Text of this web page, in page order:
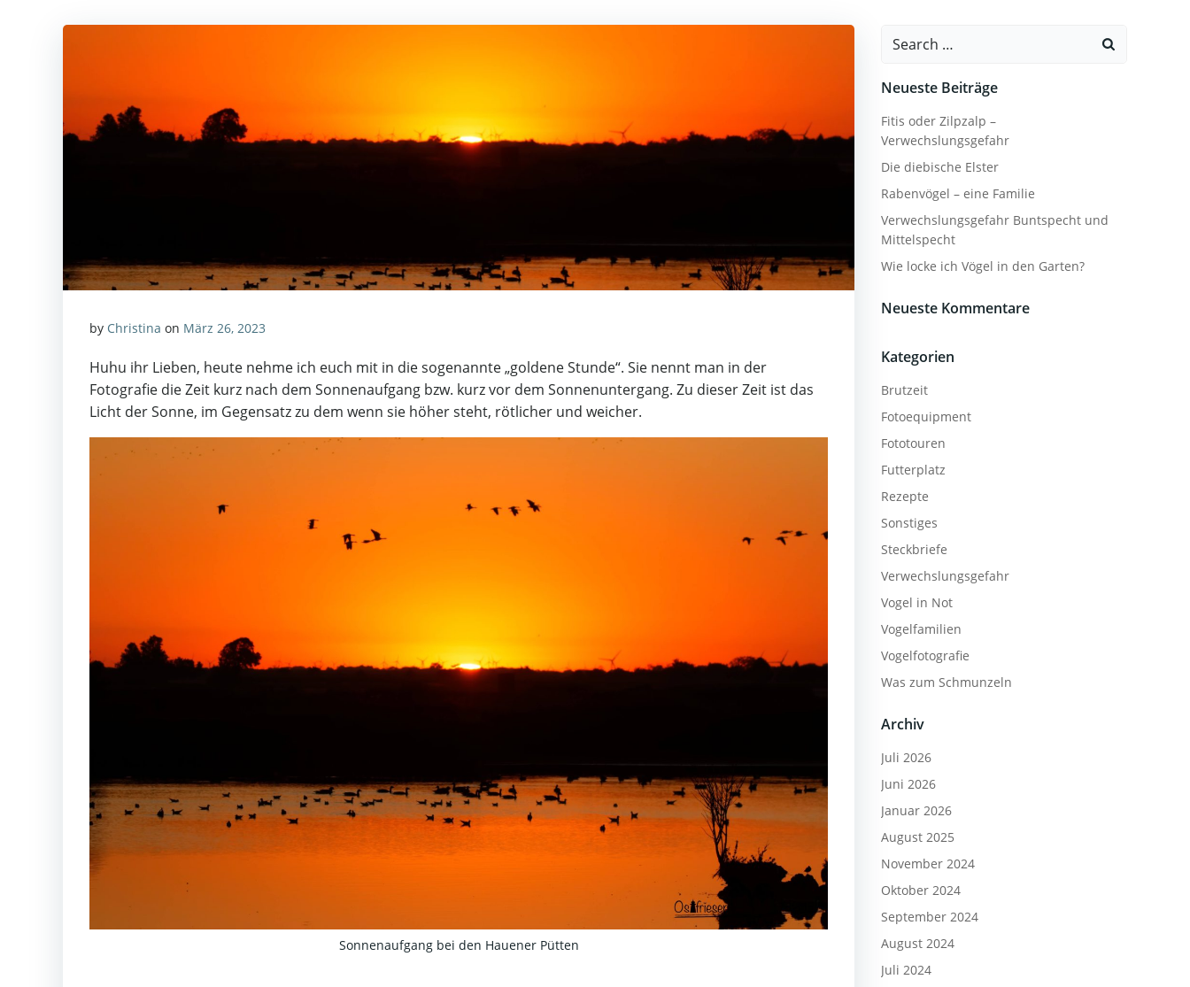
by Christina on März 26, 2023
Huhu ihr Lieben, heute nehme ich euch mit in die sogenannte „goldene Stunde“. Sie nennt man in der
Fotografie die Zeit kurz nach dem Sonnenaufgang bzw. kurz vor dem Sonnenuntergang. Zu dieser Zeit ist das
Licht der Sonne, im Gegensatz zu dem wenn sie höher steht, rötlicher und weicher.
Sonnenaufgang bei den Hauener Pütten
Search
Neueste Beiträge
Fitis oder Zilpzalp –
Verwechslungsgefahr
Die diebische Elster
Rabenvögel – eine Familie
Verwechslungsgefahr Buntspecht und
Mittelspecht
Wie locke ich Vögel in den Garten?
Neueste Kommentare
Kategorien
Brutzeit
Fotoequipment
Fototouren
Futterplatz
Rezepte
Sonstiges
Steckbriefe
Verwechslungsgefahr
Vogel in Not
Vogelfamilien
Vogelfotografie
Was zum Schmunzeln
Archiv
Juli 2026
Juni 2026
Januar 2026
August 2025
November 2024
Oktober 2024
September 2024
August 2024
Juli 2024